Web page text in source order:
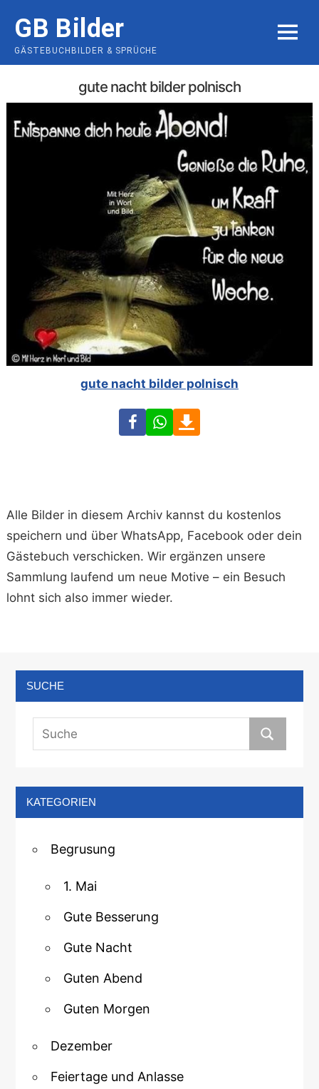
content
GB Bilder
GÄSTEBUCHBILDER & SPRÜCHE
MENU
gute nacht bilder polnisch
gute nacht bilder polnisch
FacebookWhatsApp
Alle Bilder in diesem Archiv kannst du kostenlos
speichern und über WhatsApp, Facebook oder dein
Gästebuch verschicken. Wir ergänzen unsere
Sammlung laufend um neue Motive – ein Besuch
lohnt sich also immer wieder.
SUCHE
KATEGORIEN
Begrusung
1. Mai
Gute Besserung
Gute Nacht
Guten Abend
Guten Morgen
Dezember
Feiertage und Anlasse